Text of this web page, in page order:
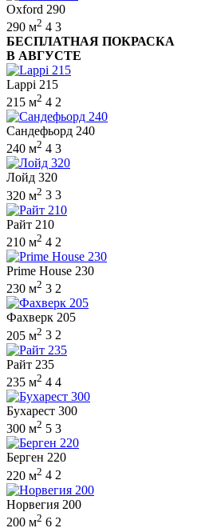
Oxford 290
290 м2 4 3
БЕСПЛАТНАЯ ПОКРАСКА
В АВГУСТЕ
Lappi 215
215 м2 4 2
Сандефьорд 240
240 м2 4 3
Лойд 320
320 м2 3 3
Райт 210
210 м2 4 2
Prime House 230
230 м2 3 2
Фахверк 205
205 м2 3 2
Райт 235
235 м2 4 4
Бухарест 300
300 м2 5 3
Берген 220
220 м2 4 2
Норвегия 200
200 м2 6 2